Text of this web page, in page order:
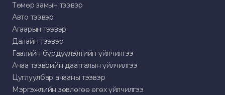
Төмөр замын тээвэр
Авто тээвэр
Агаарын тээвэр
Далайн тээвэр
Гаалийн бүрдүүлэлтийн үйлчилгээ
Ачаа тээврийн даатгалын үйлчилгээ
Цуглуулбар ачааны тээвэр
Мэргэжлийн зөвлөгөө өгөх үйлчилгээ